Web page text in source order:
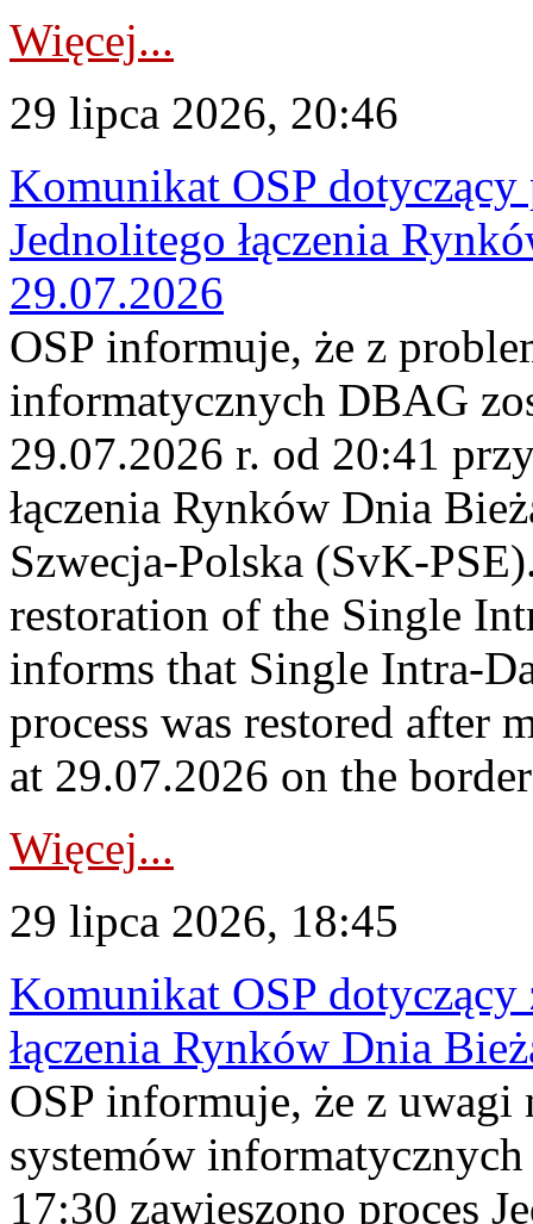
Więcej...
29 lipca 2026, 20:46
Komunikat OSP
Jednolitego łączenia
29.07.2026
OSP informuje, że z
informatycznych DBAG
29.07.2026 r. od 20:41
łączenia Rynków Dnia
Szwecja-Polska (SvK-
restoration of the Single
informs that Single Intra-
process was restored after
at 29.07.2026 on the
Więcej...
29 lipca 2026, 18:45
Komunikat OSP dotyczący
łączenia Rynków Dnia
OSP informuje, że z uwagi
systemów
17:30 zawieszono proces